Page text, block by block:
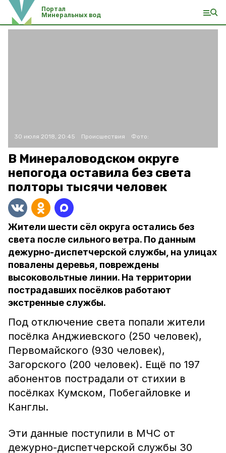
Портал
Минеральных вод
30 июля 2018, 20:45 Происшествия Фото:
В Минераловодском округе
непогода оставила без света
полторы тысячи человек
Жители шести сёл округа остались без
света после сильного ветра. По данным
дежурно-диспетчерской службы, на улицах
повалены деревья, повреждены
высоковольтные линии. На территории
пострадавших посёлков работают
экстренные службы.
Под отключение света попали жители
посёлка Анджиевского (250 человек),
Первомайского (930 человек),
Загорского (200 человек). Ещё по 197
абонентов пострадали от стихии в
посёлках Кумском, Побегайловке и
Канглы.
Эти данные поступили в МЧС от
дежурно-диспетчерской службы 30